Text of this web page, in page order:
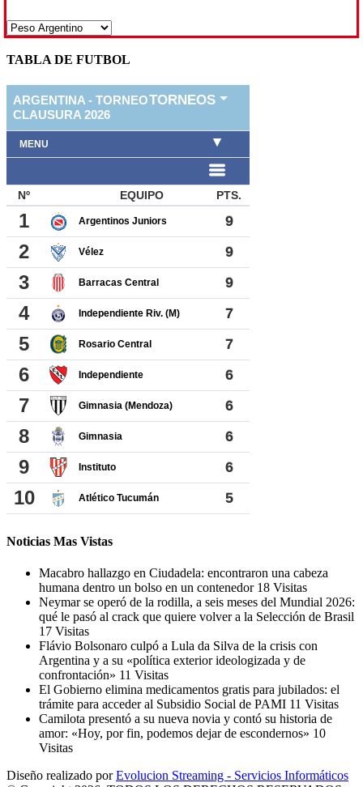
TABLA DE FUTBOL
Noticias Mas Vistas
Macabro hallazgo en Ciudadela: encontraron una cabeza
humana dentro un bolso en un contenedor 18 Visitas
Neymar se operó de la rodilla, a seis meses del Mundial 2026:
qué le pasó al crack que quiere volver a la Selección de Brasil
17 Visitas
Flávio Bolsonaro culpó a Lula da Silva de la crisis con
Argentina y a su «política exterior ideologizada y de
confrontación» 11 Visitas
El Gobierno elimina medicamentos gratis para jubilados: el
trámite para acceder al Subsidio Social de PAMI 11 Visitas
Camilota presentó a su nueva novia y contó su historia de
amor: «Hoy, por fin, podemos dejar de escondernos» 10
Visitas
Diseño realizado porEvolucion Streaming - Servicios Informáticos